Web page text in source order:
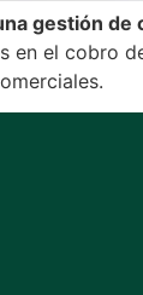
gestión
en el cobro